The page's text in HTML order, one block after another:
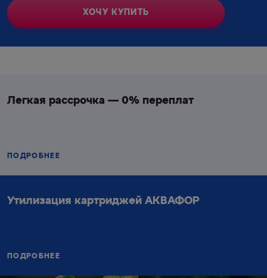
ХОЧУ КУПИТЬ
Утилизация картриджей АКВАФОР
ПОДРОБНЕЕ
Легкая рассрочка — 0% переплат
ПОДРОБНЕЕ